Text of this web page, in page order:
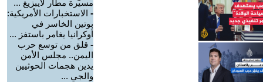
مسيّرة مطار لايبزيغ ...
- الاستخبارات الأمريكية:
بوتين الخاسر في
أوكرانيا يغامر باستفز ...
- قلق من توسع حرب
اليمن.. مجلس الأمن
يدين هجمات الحوثيين
والجي ...